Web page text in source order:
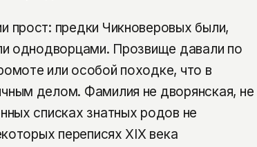
прост: предки Чикноверовых были,
однодворцами. Прозвище давали по
или особой походке, что в
делом. Фамилия не дворянская, не
списках знатных родов не
переписях XIX века